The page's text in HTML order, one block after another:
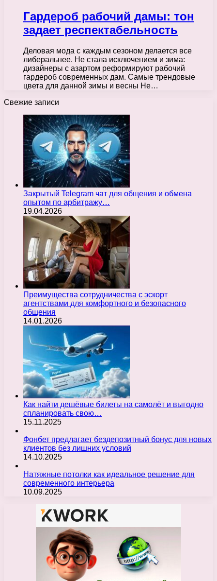
Гардероб рабочий дамы: тон
задает респектабельность
Деловая мода с каждым сезоном делается все
либеральнее. Не стала исключением и зима:
дизайнеры с азартом реформируют рабочий
гардероб современных дам. Самые трендовые
цвета для данной зимы и весны Не…
Свежие записи
Закрытый Telegram чат для общения и обмена
опытом по арбитражу…
19.04.2026
Преимущества сотрудничества с эскорт
агентствами для комфортного и безопасного
общения
14.01.2026
Как найти дешёвые билеты на самолёт и выгодно
спланировать свою…
15.11.2025
Фонбет предлагает бездепозитный бонус для новых
клиентов без лишних условий
14.10.2025
Натяжные потолки как идеальное решение для
современного интерьера
10.09.2025